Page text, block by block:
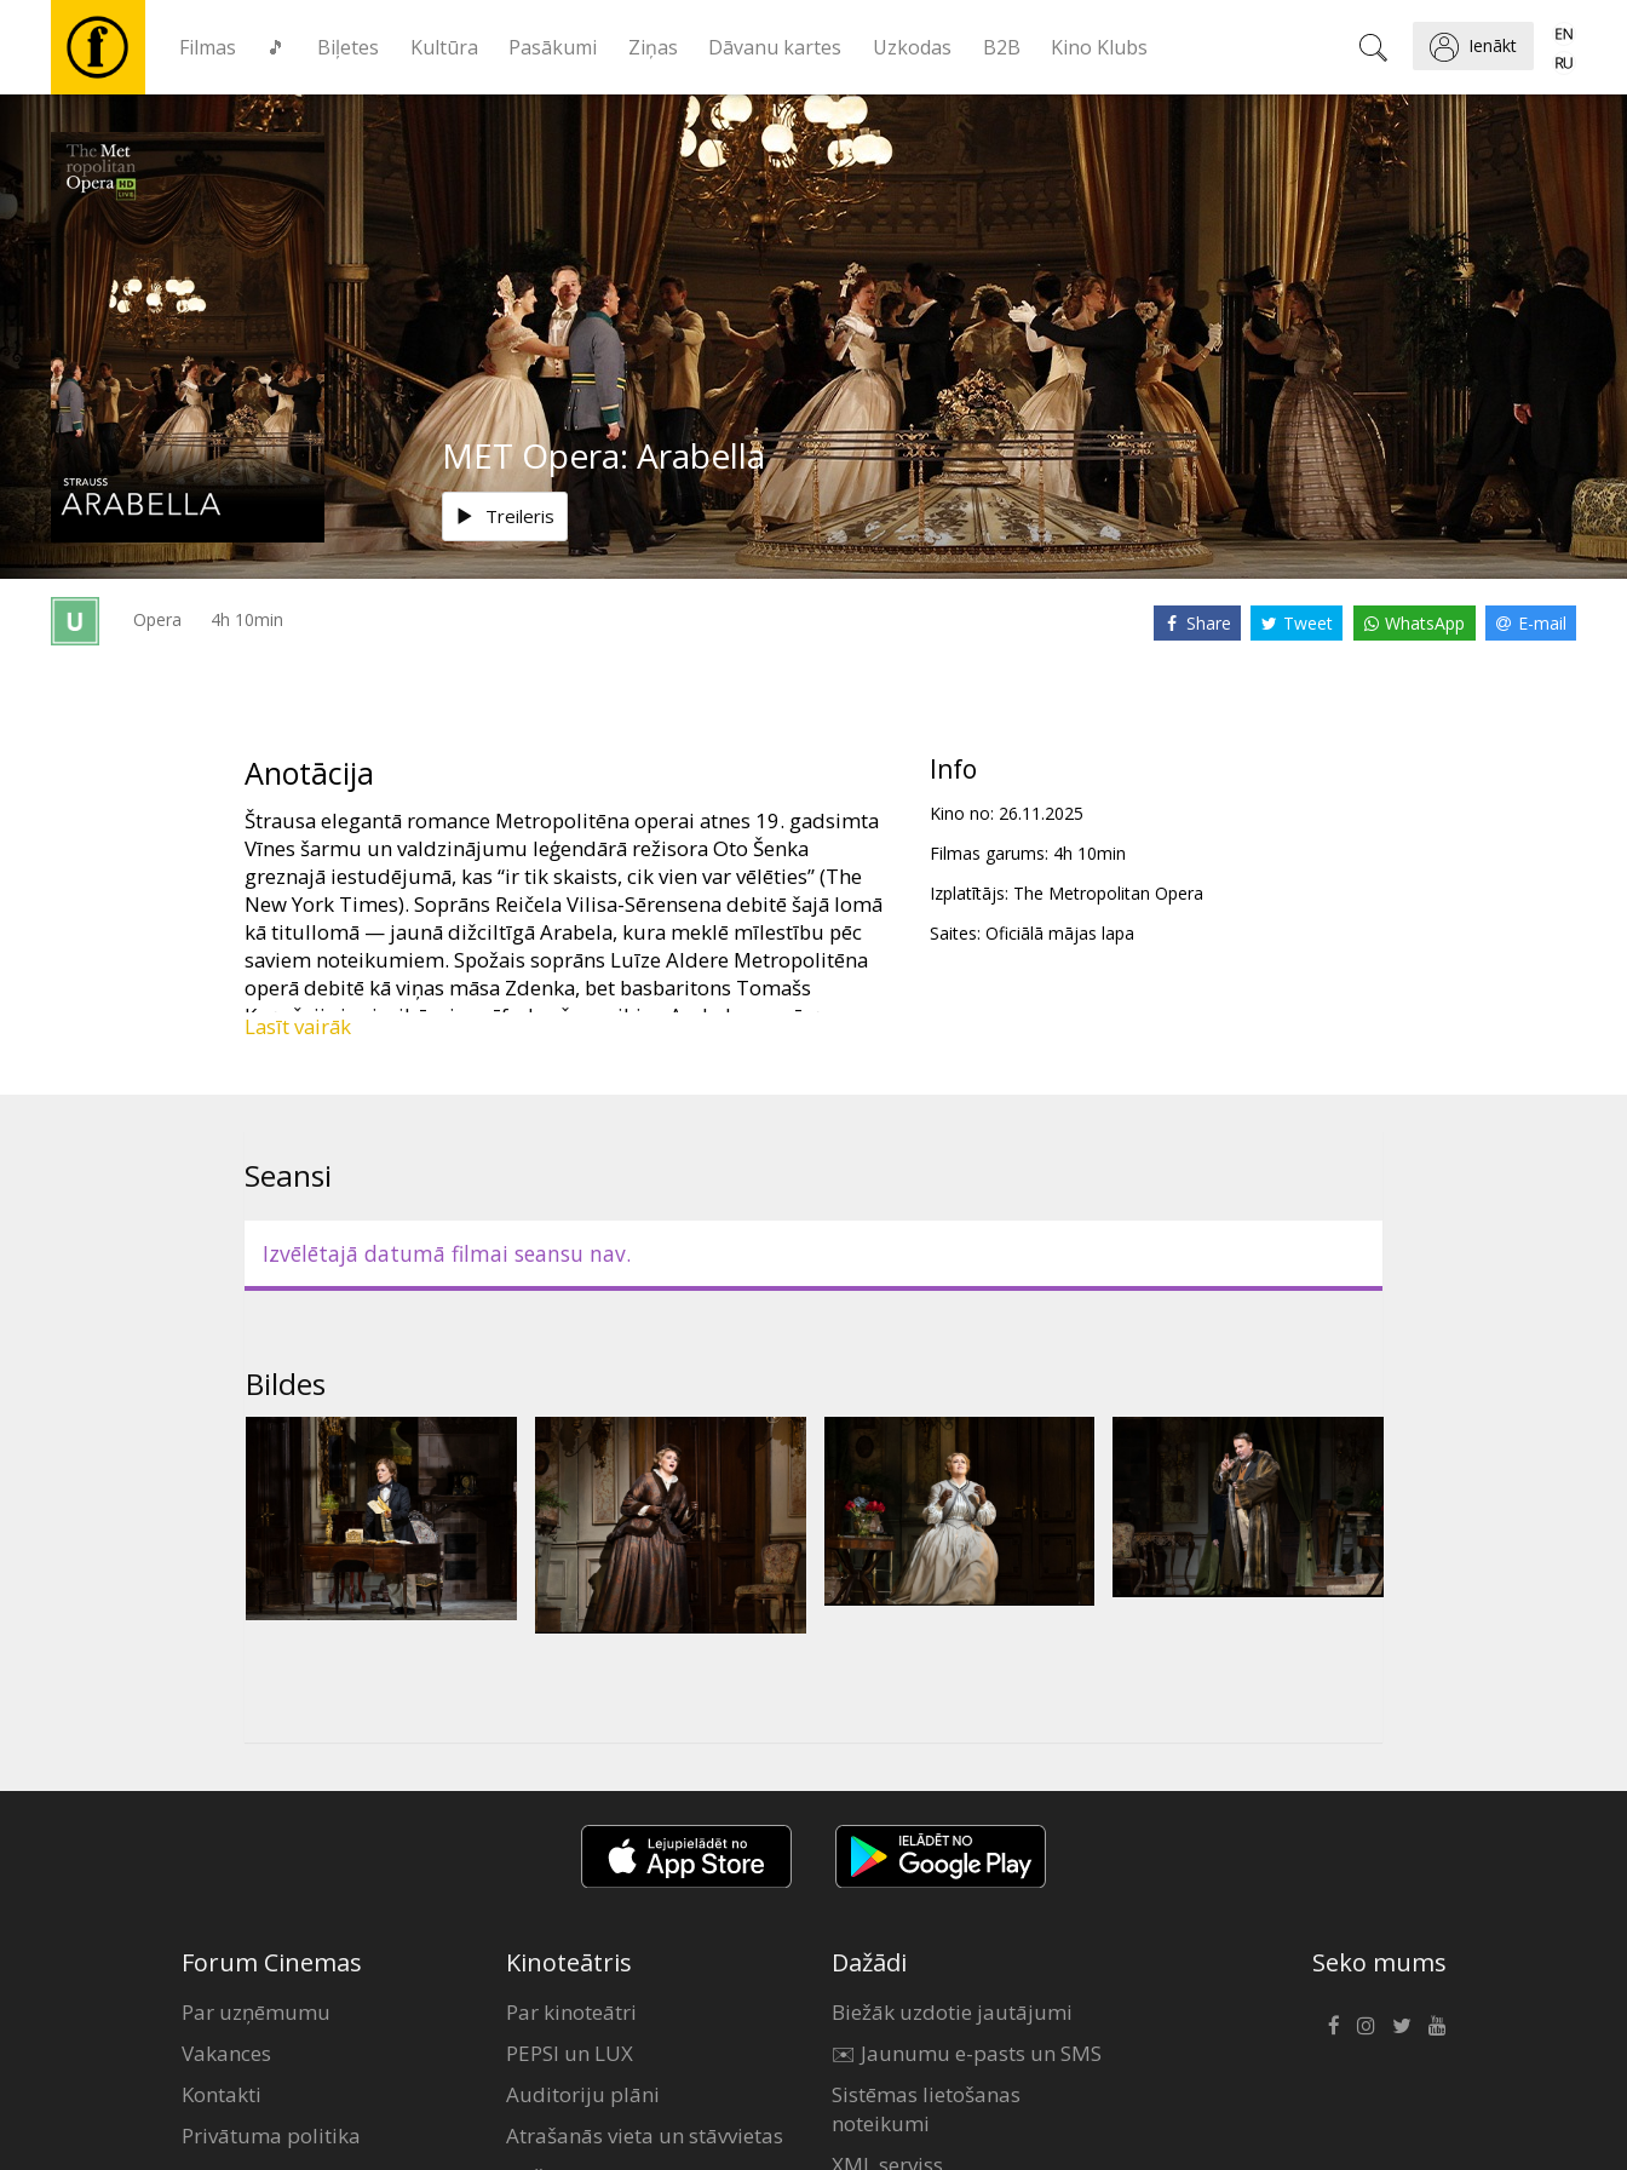
Filmas 🎵 Biļetes Kultūra Pasākumi Ziņas Dāvanu kartes Uzkodas B2B Kino Klubs Ienākt
Filmas
🎵
Biļetes
Kultūra
Pasākumi
Ziņas
Dāvanu
kartes
MET Opera: Arabella
Treileris
Opera 4h 10min Share Tweet WhatsApp E-mail
Anotācija
Štrausa elegantā romance Metropolitēna operai atnes 19. gadsimta
Vīnes šarmu un valdzinājumu leģendārā režisora Oto Šenka
greznajā iestudējumā, kas “ir tik skaists, cik vien var vēlēties” (The
New York Times). Soprāns Reičela Vilisa-Sērensena debitē šajā lomā
kā titullomā — jaunā dižciltīgā Arabela, kura meklē mīlestību pēc
saviem noteikumiem. Spožais soprāns Luīze Aldere Metropolitēna
operā debitē kā viņas māsa Zdenka, bet basbaritons Tomašs
Koņečnijs ir pievilcīgais grāfs, kurš apreibina Arabelu un pārņem
viņas sirdi.
Lasīt vairāk
Info
Kino no: 26.11.2025
Filmas garums: 4h 10min
Izplatītājs: The Metropolitan Opera
Saites: Oficiālā mājas lapa
Seansi
Izvēlētajā datumā filmai seansu nav.
Bildes
Forum Cinemas
Par uzņēmumu
Vakances
Kontakti
Privātuma politika
Kinoteātris
Par kinoteātri
PEPSI un LUX
Auditoriju plāni
Atrašanās vieta un stāvvietas
Dažādi
Biežāk uzdotie jautājumi
✉️ Jaunumu e-pasts un SMS
Sistēmas lietošanas
noteikumi
XML serviss
Seko mums